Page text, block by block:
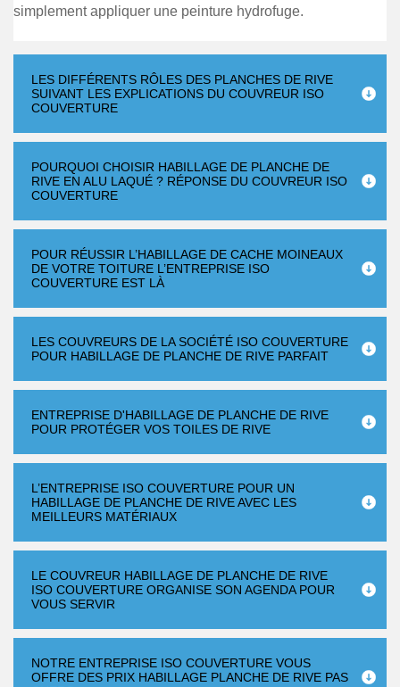
simplement appliquer une peinture hydrofuge.
LES DIFFÉRENTS RÔLES DES PLANCHES DE RIVE
SUIVANT LES EXPLICATIONS DU COUVREUR ISO
COUVERTURE
POURQUOI CHOISIR HABILLAGE DE PLANCHE DE
RIVE EN ALU LAQUÉ ? RÉPONSE DU COUVREUR ISO
COUVERTURE
POUR RÉUSSIR L’HABILLAGE DE CACHE MOINEAUX
DE VOTRE TOITURE L’ENTREPRISE ISO
COUVERTURE EST LÀ
LES COUVREURS DE LA SOCIÉTÉ ISO COUVERTURE
POUR HABILLAGE DE PLANCHE DE RIVE PARFAIT
ENTREPRISE D'HABILLAGE DE PLANCHE DE RIVE
POUR PROTÉGER VOS TOILES DE RIVE
L’ENTREPRISE ISO COUVERTURE POUR UN
HABILLAGE DE PLANCHE DE RIVE AVEC LES
MEILLEURS MATÉRIAUX
LE COUVREUR HABILLAGE DE PLANCHE DE RIVE
ISO COUVERTURE ORGANISE SON AGENDA POUR
VOUS SERVIR
NOTRE ENTREPRISE ISO COUVERTURE VOUS
OFFRE DES PRIX HABILLAGE PLANCHE DE RIVE PAS